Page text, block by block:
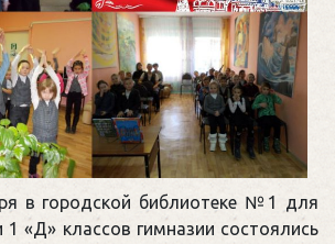
в городской библиотеке №1 для
1 «Д» классов гимназии состоялись